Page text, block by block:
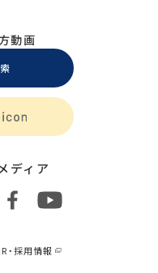
動画
ディア
・採用情報